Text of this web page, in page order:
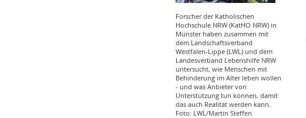
Forscher der Katholischen
Hochschule NRW (KatHO NRW) in
Münster haben zusammen mit
dem Landschaftsverband
Westfalen-Lippe (LWL) und dem
Landesverband Lebenshilfe NRW
untersucht, wie Menschen mit
Behinderung im Alter leben wollen
- und was Anbieter von
Unterstützung tun können, damit
das auch Realität werden kann.
Foto: LWL/Martin Steffen